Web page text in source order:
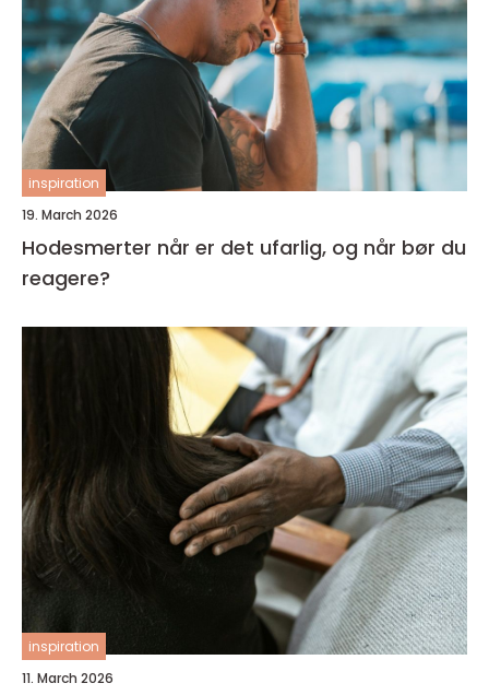
inspiration
19. March 2026
Hodesmerter når er det ufarlig, og når bør du
reagere?
inspiration
11. March 2026